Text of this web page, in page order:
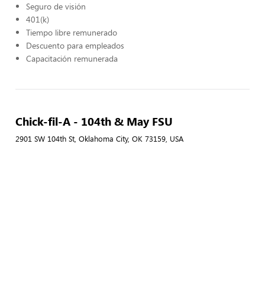
Seguro de visión
401(k)
Tiempo libre remunerado
Descuento para empleados
Capacitación remunerada
Chick-fil-A - 104th & May FSU
2901 SW 104th St, Oklahoma City, OK 73159, USA